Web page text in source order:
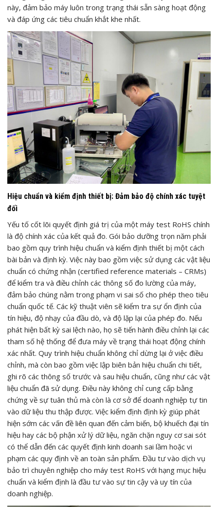
này, đảm bảo máy luôn trong trạng thái sẵn sàng hoạt động
và đáp ứng các tiêu chuẩn khắt khe nhất.
Hiệu chuẩn và kiểm định thiết bị: Đảm bảo độ chính xác tuyệt
đối
Yếu tố cốt lõi quyết định giá trị của một máy test RoHS chính
là độ chính xác của kết quả đo. Gói bảo dưỡng trọn năm phải
bao gồm quy trình hiệu chuẩn và kiểm định thiết bị một cách
bài bản và định kỳ. Việc này bao gồm việc sử dụng các vật liệu
chuẩn có chứng nhận (certified reference materials – CRMs)
để kiểm tra và điều chỉnh các thông số đo lường của máy,
đảm bảo chúng nằm trong phạm vi sai số cho phép theo tiêu
chuẩn quốc tế. Các kỹ thuật viên sẽ kiểm tra sự ổn định của
tín hiệu, độ nhạy của đầu dò, và độ lặp lại của phép đo. Nếu
phát hiện bất kỳ sai lệch nào, họ sẽ tiến hành điều chỉnh lại các
tham số hệ thống để đưa máy về trạng thái hoạt động chính
xác nhất. Quy trình hiệu chuẩn không chỉ dừng lại ở việc điều
chỉnh, mà còn bao gồm việc lập biên bản hiệu chuẩn chi tiết,
ghi rõ các thông số trước và sau hiệu chuẩn, cũng như các vật
liệu chuẩn đã sử dụng. Điều này không chỉ cung cấp bằng
chứng về sự tuân thủ mà còn là cơ sở để doanh nghiệp tự tin
vào dữ liệu thu thập được. Việc kiểm định định kỳ giúp phát
hiện sớm các vấn đề liên quan đến cảm biến, bộ khuếch đại tín
hiệu hay các bộ phận xử lý dữ liệu, ngăn chặn nguy cơ sai sót
có thể dẫn đến các quyết định kinh doanh sai lầm hoặc vi
phạm các quy định về an toàn sản phẩm. Đầu tư vào dịch vụ
bảo trì chuyên nghiệp cho máy test RoHS với hạng mục hiệu
chuẩn và kiểm định là đầu tư vào sự tin cậy và uy tín của
doanh nghiệp.